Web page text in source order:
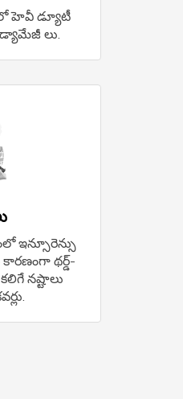
హెవీ డ్యూటీ
లు.
ఇన్సూరెన్సు
థర్డ్-
నష్టాలు